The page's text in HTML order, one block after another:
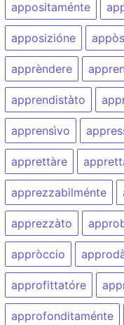
appositaménte
apposizióne
apprèndere
apprendistàto
apprensìvo
apprettàre
apprezzabilménte
apprezzàto
appròccio
approfittatóre
approfonditaménte